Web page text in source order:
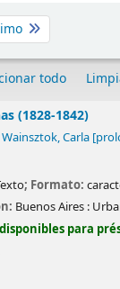
todo
(1828-1842)
Wainsztok, Carla
; Formato:
Buenos Aires :
para